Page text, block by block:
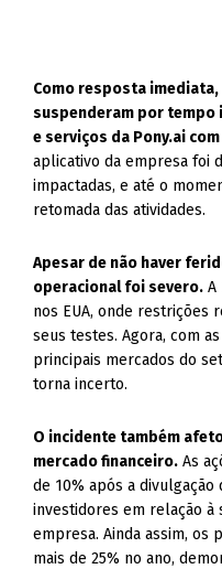
Como resposta
suspenderam por
e serviços da Pony.ai
aplicativo da empresa foi
impactadas, e até o
retomada das atividades.
Apesar de não haver
operacional foi severo. A
nos EUA, onde restrições
seus testes. Agora, com
principais mercados do
torna incerto.
O incidente também
mercado financeiro. As
de 10% após a
investidores em relação à
empresa. Ainda assim, os
mais de 25% no ano,